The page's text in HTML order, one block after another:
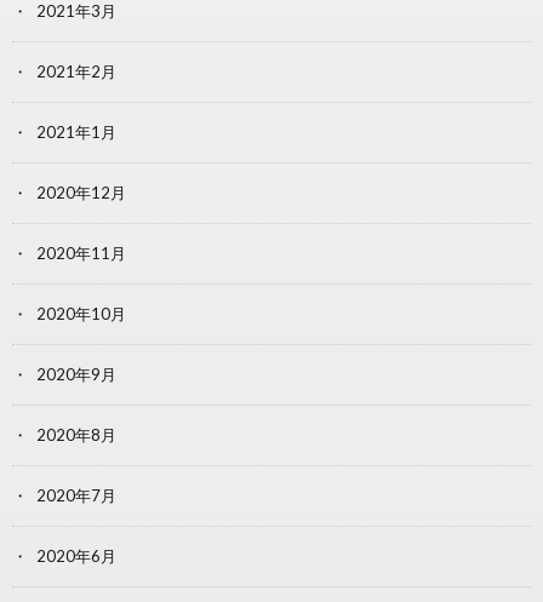
2021年3月
2021年2月
2021年1月
2020年12月
2020年11月
2020年10月
2020年9月
2020年8月
2020年7月
2020年6月